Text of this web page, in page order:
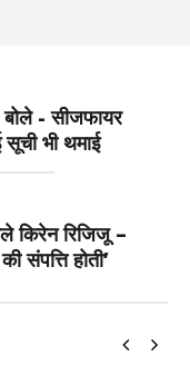
बोले - सीजफायर
भी थमाई
किरेन रिजिजू –
संपत्ति होती’